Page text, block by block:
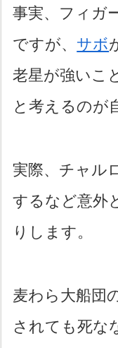
事実、フィガ
ですが、 サボ
老星が強いこ
と考えるのが
実際、チャル
するなど意外
りします。
麦わら大船団
されても死な